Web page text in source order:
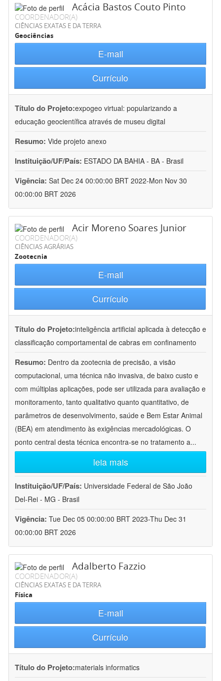
Acácia Bastos Couto Pinto
COORDENADOR(A)
CIÊNCIAS EXATAS E DA TERRA
Geociências
E-mail
Currículo
Título do Projeto:expogeo virtual: popularizando a
educação geocientífica através de museu digital
Resumo: Vide projeto anexo
Instituição/UF/País: ESTADO DA BAHIA - BA - Brasil
Vigência: Sat Dec 24 00:00:00 BRT 2022-Mon Nov 30
00:00:00 BRT 2026
Acir Moreno Soares Junior
COORDENADOR(A)
CIÊNCIAS AGRÁRIAS
Zootecnia
E-mail
Currículo
Título do Projeto:inteligência artificial aplicada à detecção e
classificação comportamental de cabras em confinamento
Resumo: Dentro da zootecnia de precisão, a visão
computacional, uma técnica não invasiva, de baixo custo e
com múltiplas aplicações, pode ser utilizada para avaliação e
monitoramento, tanto qualitativo quanto quantitativo, de
parâmetros de desenvolvimento, saúde e Bem Estar Animal
(BEA) em atendimento às exigências mercadológicas. O
ponto central desta técnica encontra-se no tratamento a...
leia mais
Instituição/UF/País: Universidade Federal de São João
Del-Rei - MG - Brasil
Vigência: Tue Dec 05 00:00:00 BRT 2023-Thu Dec 31
00:00:00 BRT 2026
Adalberto Fazzio
COORDENADOR(A)
CIÊNCIAS EXATAS E DA TERRA
Física
E-mail
Currículo
Título do Projeto:materials informatics